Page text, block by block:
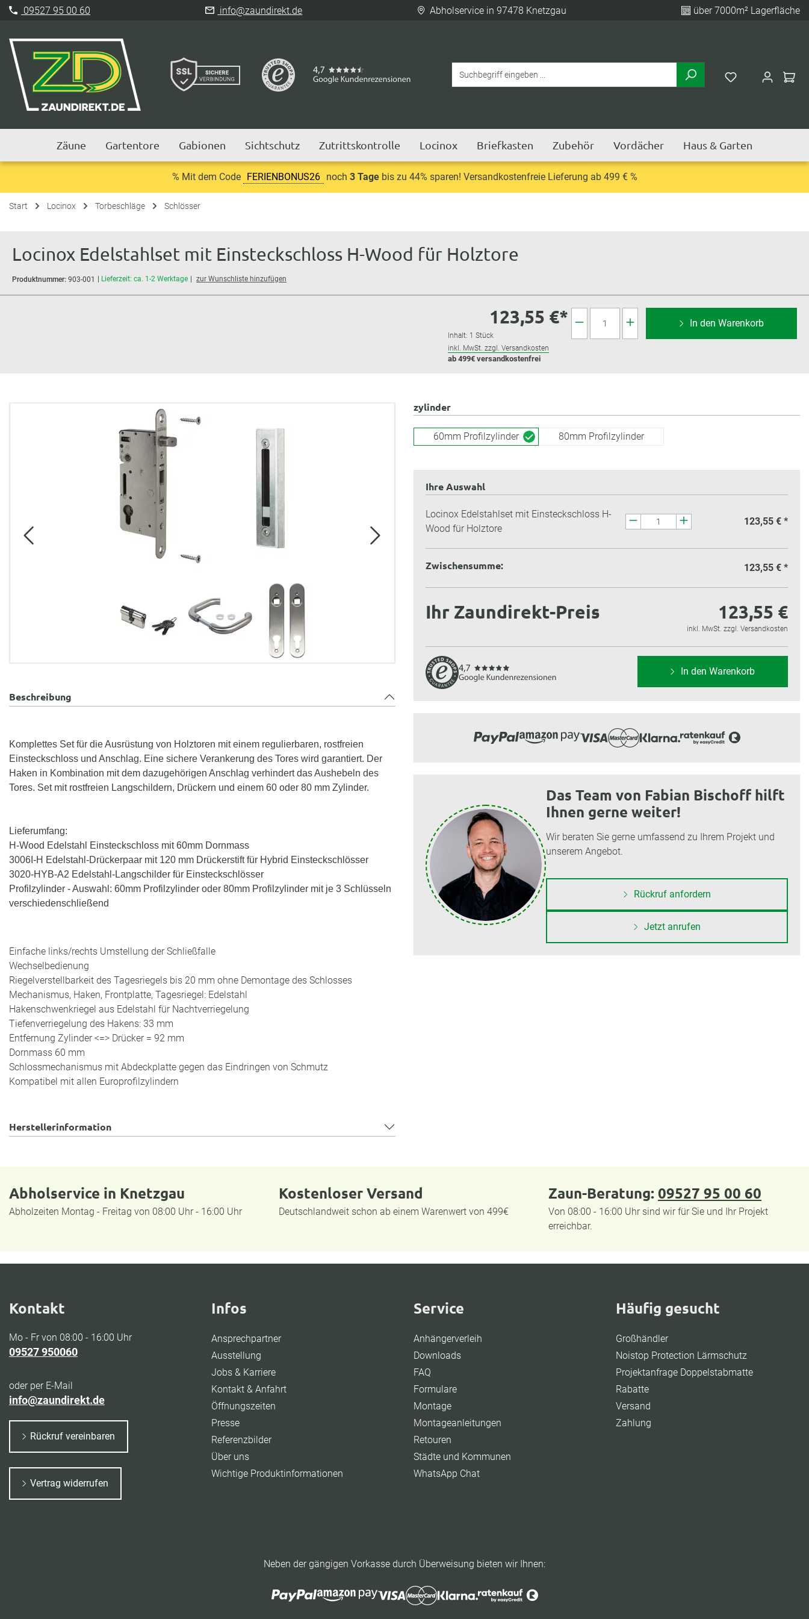
09527 95 00 60 info@zaundirekt.de Abholservice in 97478 Knetzgau über 7000m² Lagerfläche
Zäune Gartentore Gabionen Sichtschutz Zutrittskontrolle Locinox Briefkasten Zubehör Vordächer Haus & Garten
% Mit dem Code FERIENBONUS26 noch 3 Tagebis zu 44% sparen! Versandkostenfreie Lieferung ab 499 € %
Start Locinox Torbeschläge Schlösser
Locinox Edelstahlset mit Einsteckschloss H-Wood für Holztore
Produktnummer: 903-001 Lieferzeit: ca. 1-2 Werktage zur Wunschliste hinzufügen
123,55 €*
Inhalt: 1 Stück
inkl. MwSt. zzgl. Versandkosten
ab 499€ versandkostenfrei
In den Warenkorb
Beschreibung
Komplettes Set für die Ausrüstung von Holztoren mit einem regulierbaren, rostfreien
Einsteckschloss und Anschlag. Eine sichere Verankerung des Tores wird garantiert. Der
Haken in Kombination mit dem dazugehörigen Anschlag verhindert das Aushebeln des
Tores. Set mit rostfreien Langschildern, Drückern und einem 60 oder 80 mm Zylinder.
Lieferumfang:
H-Wood Edelstahl Einsteckschloss mit 60mm Dornmass
3006I-H Edelstahl-Drückerpaar mit 120 mm Drückerstift für Hybrid Einsteckschlösser
3020-HYB-A2 Edelstahl-Langschilder für Einsteckschlösser
Profilzylinder - Auswahl: 60mm Profilzylinder oder 80mm Profilzylinder mit je 3 Schlüsseln
verschiedenschließend
Einfache links/rechts Umstellung der Schließfalle
Wechselbedienung
Riegelverstellbarkeit des Tagesriegels bis 20 mm ohne Demontage des Schlosses
Mechanismus, Haken, Frontplatte, Tagesriegel: Edelstahl
Hakenschwenkriegel aus Edelstahl für Nachtverriegelung
Tiefenverriegelung des Hakens: 33 mm
Entfernung Zylinder <=> Drücker = 92 mm
Dornmass 60 mm
Schlossmechanismus mit Abdeckplatte gegen das Eindringen von Schmutz
Kompatibel mit allen Europrofilzylindern
Herstellerinformation
zylinder
60mm Profilzylinder 80mm Profilzylinder
Ihre Auswahl
Locinox Edelstahlset mit Einsteckschloss H-
Wood für Holztore
123,55 € *
Zwischensumme: 123,55 € *
Ihr Zaundirekt-Preis 123,55 €
inkl. MwSt. zzgl. Versandkosten
In den Warenkorb
Das Team von Fabian Bischoff hilft
Ihnen gerne weiter!
Wir beraten Sie gerne umfassend zu Ihrem Projekt und
unserem Angebot.
Rückruf anfordern
Jetzt anrufen
Abholservice in Knetzgau
Abholzeiten Montag - Freitag von 08:00 Uhr - 16:00 Uhr
Kostenloser Versand
Deutschlandweit schon ab einem Warenwert von 499€
Zaun-Beratung: 09527 95 00 60
Von 08:00 - 16:00 Uhr sind wir für Sie und Ihr Projekt
erreichbar.
Kontakt
Mo - Fr von 08:00 - 16:00 Uhr
09527 950060
oder per E-Mail
info@zaundirekt.de
Rückruf vereinbaren
Vertrag widerrufen
Infos
Ansprechpartner
Ausstellung
Jobs & Karriere
Kontakt & Anfahrt
Öffnungszeiten
Presse
Referenzbilder
Über uns
Wichtige Produktinformationen
Service
Anhängerverleih
Downloads
FAQ
Formulare
Montage
Montageanleitungen
Retouren
Städte und Kommunen
WhatsApp Chat
Häufig gesucht
Großhändler
Noistop Protection Lärmschutz
Projektanfrage Doppelstabmatte
Rabatte
Versand
Zahlung
Neben der gängigen Vorkasse durch Überweisung bieten wir Ihnen: